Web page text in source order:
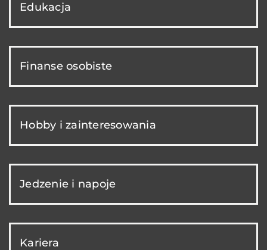
Edukacja
Finanse osobiste
Hobby i zainteresowania
Jedzenie i napoje
Kariera